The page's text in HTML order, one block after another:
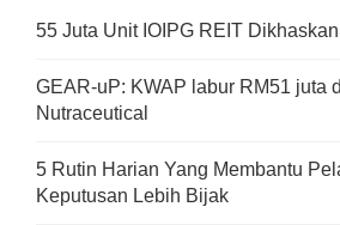
55 Juta Unit IOIPG REIT
GEAR-uP: KWAP labur RM51 juta
Nutraceutical
5 Rutin Harian Yang Membantu
Keputusan Lebih Bijak